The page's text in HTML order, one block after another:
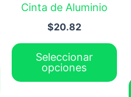
elegir
Cinta de Aluminio
$20.82
Seleccionar
opciones
la